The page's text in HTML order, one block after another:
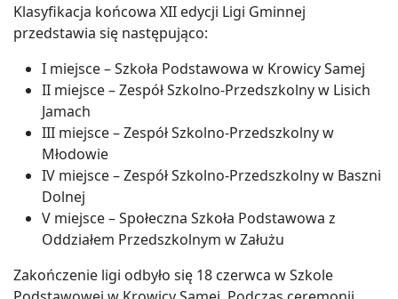
Klasyfikacja końcowa XII edycji Ligi Gminnej
przedstawia się następująco:
I miejsce – Szkoła Podstawowa w Krowicy Samej
II miejsce – Zespół Szkolno-Przedszkolny w Lisich
Jamach
III miejsce – Zespół Szkolno-Przedszkolny w
Młodowie
IV miejsce – Zespół Szkolno-Przedszkolny w Baszni
Dolnej
V miejsce – Społeczna Szkoła Podstawowa z
Oddziałem Przedszkolnym w Załużu
Zakończenie ligi odbyło się 18 czerwca w Szkole